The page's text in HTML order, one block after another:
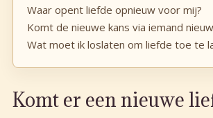
Waar opent liefde opnieuw voor mij?
Komt de nieuwe kans via iemand
Wat moet ik loslaten om liefde toe te
Komt er een nieuwe